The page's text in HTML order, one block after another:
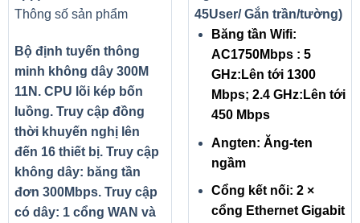
Thông số sản phẩm
Bộ định tuyến thông
minh không dây 300M
11N. CPU lõi kép bốn
luồng. Truy cập đồng
thời khuyến nghị lên
đến 16 thiết bị. Truy cập
không dây: băng tần
đơn 300Mbps. Truy cập
có dây: 1 cổng WAN và
45User/ Gắn trần/tường)
Băng tần Wifi:
AC1750Mbps : 5
GHz:Lên tới 1300
Mbps; 2.4 GHz:Lên tới
450 Mbps
Angten: Ăng-ten
ngầm
Cổng kết nối: 2 ×
cổng Ethernet Gigabit